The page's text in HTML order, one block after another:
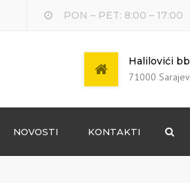
PON – PET: 8:00 – 17:00
Halilovići bb
71000
NOVOSTI KONTAKTI